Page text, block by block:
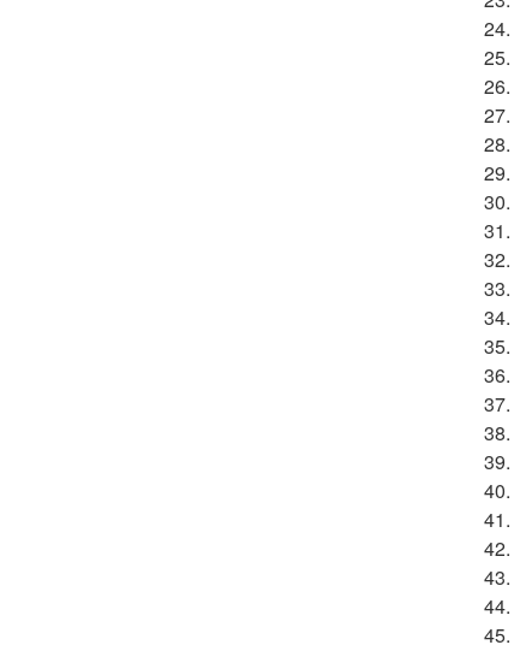
24.
25.
26.
27.
28.
29.
30.
31.
32.
33.
34.
35.
36.
37.
38.
39.
40.
41.
42.
43.
44.
45.